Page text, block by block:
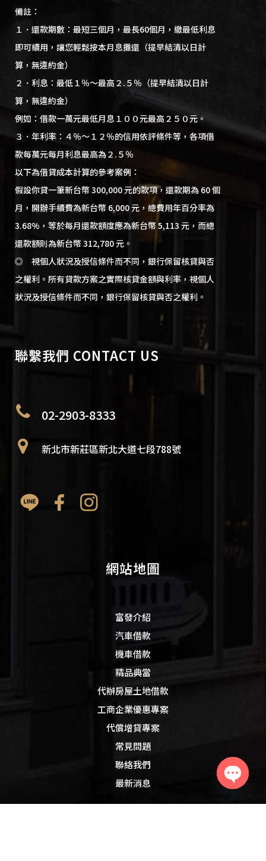
備註：
１．還款期數：最短三個月，最長60個月，繳最低利息
即可續用，讓您輕鬆按本月息攤還（提早結清以日計
算，無違約金）
２．利息：最低１％～最高２.５％（提早結清以日計
算，無違約金）
例如：借款一萬元最低月息１００元最高２５０元。
３．年利率：４％～１２％的信用依評條件等，各項借
款每萬元每月利息最高為２.５％
以下為借貸成本計算的參考案例：
假設你貸一筆新台幣 300,000 元的款項，還款期為 60 個
月，開辦手續費為新台幣 6,000 元，總費用年百分率為
3.68%，等於每月還款額度應為新台幣 5,113 元，而總
還款額則為新台幣 312,780 元。
◎ 視個人狀況及授信條件而不同，銀行保留核貸與否
之權利。所有貸款方案之實際核貸金額與利率，視個人
狀況及授信條件而不同，銀行保留核貸與否之權利。
聯繫我們 CONTACT US
02-2903-8333
新北市新莊區新北大道七段788號
網站地圖
富發介紹
汽車借款
機車借款
精品典當
代辦房屋土地借款
工商企業優惠專案
代償增貸專案
常見問題
聯絡我們
最新消息
chaty